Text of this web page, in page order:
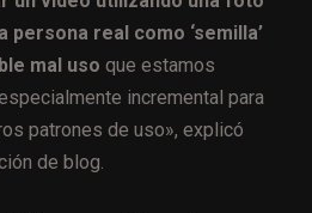
persona real como ‘semilla’
mal uso que estamos
incremental para
patrones de uso», explicó
de blog.